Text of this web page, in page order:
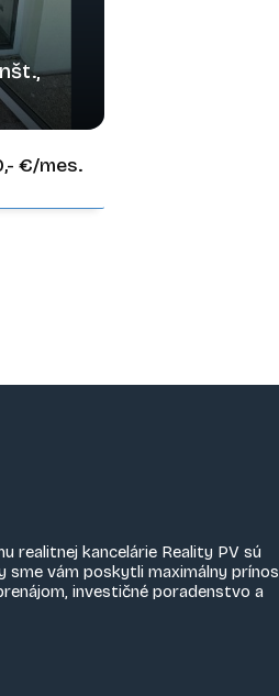
€/mes.
realitnej kancelárie Reality PV sú
sme vám poskytli maximálny prínos
investičné poradenstvo a